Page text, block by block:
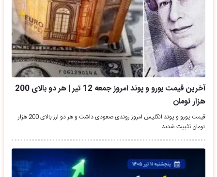
آخرین قیمت یورو و پوند امروز جمعه 12 تیر | هر دو بالای 200
هزار تومان
قیمت یورو و پوند انگلیس امروز روندی صعودی داشت و هر دو ارز بالای 200 هزار
تومان تثبیت شدند